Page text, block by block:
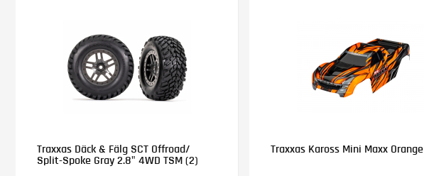
Traxxas Däck & Fälg SCT Offroad/
Split-Spoke Gray 2.8" 4WD TSM (2)
Traxxas Kaross Mini Maxx Orange